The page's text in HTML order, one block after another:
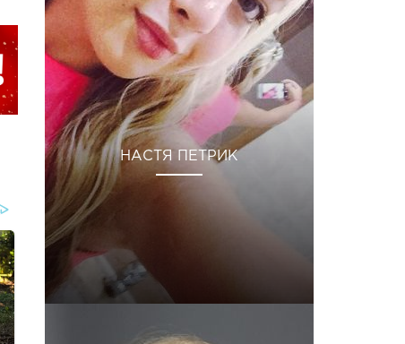
НАСТЯ ПЕТРИК